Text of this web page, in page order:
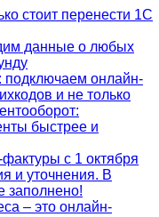
стоит перенести 1С
данные о любых
онлайн-
и не только
быстрее и
с 1 октября
и уточнения. В
заполнено!
– это онлайн-